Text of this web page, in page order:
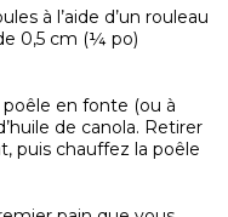
à l’aide d’un rouleau
0,5 cm (¼ po)
poêle en fonte (ou à
de canola. Retirer
puis chauffez la poêle